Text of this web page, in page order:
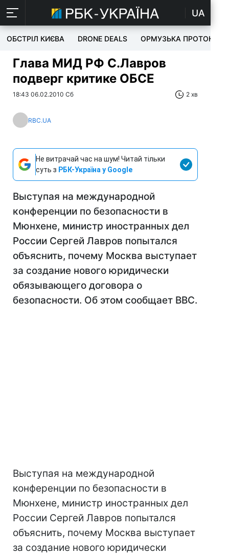
UA
ОБСТРІЛ КИЄВА DRONE DEALS ОРМУЗЬКА ПРОТОКА
Глава МИД РФ С.Лавров
подверг критике ОБСЕ
18:43 06.02.2010 Сб 2 хв
RBC.UA
Не витрачай час на шум! Читай тільки
суть з РБК-Україна у Google
Выступая на международной
конференции по безопасности в
Мюнхене, министр иностранных дел
России Сергей Лавров попытался
объяснить, почему Москва выступает
за создание нового юридически
обязывающего договора о
безопасности. Об этом сообщает ВВС.
Выступая на международной
конференции по безопасности в
Мюнхене, министр иностранных дел
России Сергей Лавров попытался
объяснить, почему Москва выступает
за создание нового юридически